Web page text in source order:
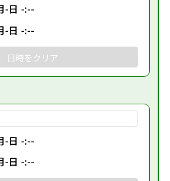
-日 -:--
-日 -:--
日時をクリア
-日 -:--
-日 -:--